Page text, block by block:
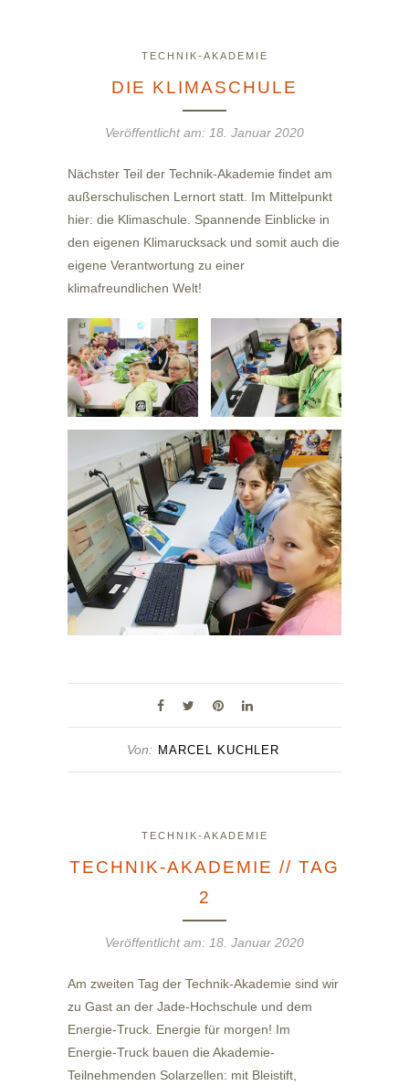
TECHNIK-AKADEMIE
DIE KLIMASCHULE
Veröffentlicht am: 18. Januar 2020
Nächster Teil der Technik-Akademie findet am
außerschulischen Lernort statt. Im Mittelpunkt
hier: die Klimaschule. Spannende Einblicke in
den eigenen Klimarucksack und somit auch die
eigene Verantwortung zu einer
klimafreundlichen Welt!
Von: MARCEL KUCHLER
TECHNIK-AKADEMIE
TECHNIK-AKADEMIE // TAG
2
Veröffentlicht am: 18. Januar 2020
Am zweiten Tag der Technik-Akademie sind wir
zu Gast an der Jade-Hochschule und dem
Energie-Truck. Energie für morgen! Im
Energie-Truck bauen die Akademie-
Teilnehmenden Solarzellen: mit Bleistift,